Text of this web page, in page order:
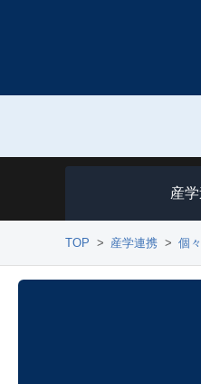
産
TOP 産学連携 個